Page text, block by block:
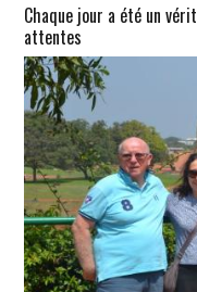
Chaque jour a été un
attentes